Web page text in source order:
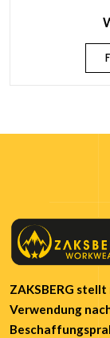
ZAKSBERG
Verwendung